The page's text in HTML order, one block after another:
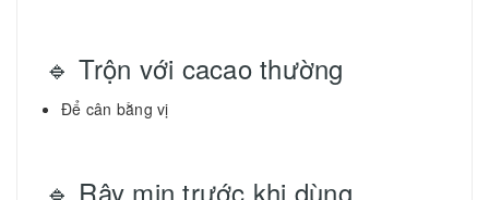
🔹 Trộn với cacao thường
Để cân bằng vị
🔹 Rây mịn trước khi dùng